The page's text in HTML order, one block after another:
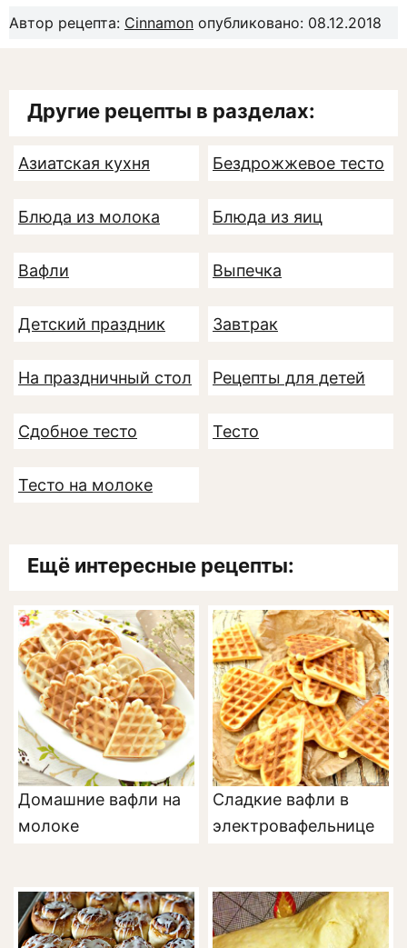
Автор рецепта: Сinnamon опубликовано: 08.12.2018
Другие рецепты в разделах:
Азиатская кухня Бездрожжевое тесто
Блюда из молока Блюда из яиц
Вафли Выпечка
Детский праздник Завтрак
На праздничный стол Рецепты для детей
Сдобное тесто Тесто
Тесто на молоке
Ещё интересные рецепты:
Домашние вафли на
молоке
Сладкие вафли в
электровафельнице